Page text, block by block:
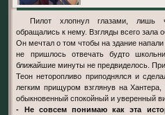
Пилот хлопнул глазами, лишь через секунду осознав, что
обращались к нему. Взгляды всего зала
Он мечтал о том чтобы на здание
не пришлось отвечать будто
ближайшие минуты не предвиделось.
Теон неторопливо приподнялся и
легким прищуром взглянув на
обыкновенный спокойный и уверенный
- Не совсем понимаю как эта